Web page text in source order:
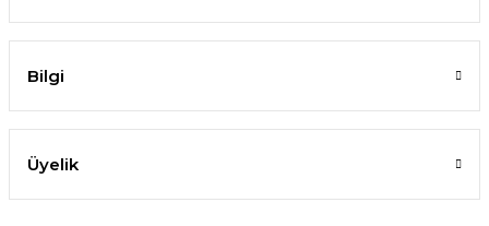
Bilgi
Üyelik